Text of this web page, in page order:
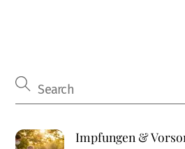
Impfungen &